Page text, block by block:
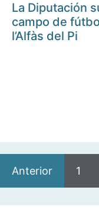
La Diputación
campo de
l’Alfàs del Pi
Anterior 1